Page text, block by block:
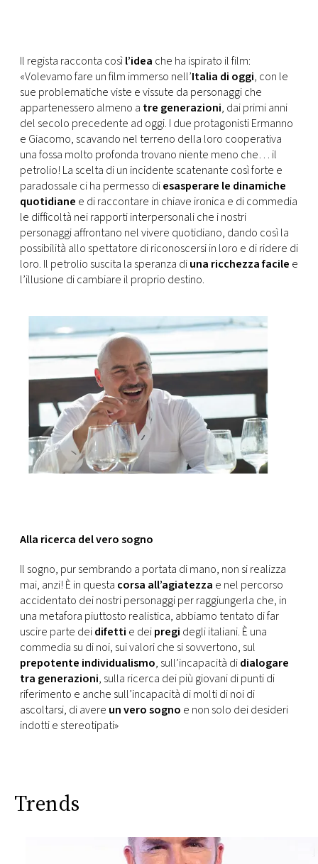
Il regista racconta cosìl’idea che ha ispirato il film:
«Volevamo fare un film immerso nell’Italia di oggi, con le
sue problematiche viste e vissute da personaggi che
appartenessero almeno a tre generazioni, dai primi anni
del secolo precedente ad oggi. I due protagonisti Ermanno
e Giacomo, scavando nel terreno della loro cooperativa
una fossa molto profonda trovano niente meno che… il
petrolio! La scelta di un incidente scatenante così forte e
paradossale ci ha permesso diesasperare le dinamiche
quotidiane e di raccontare in chiave ironica e di commedia
le difficoltà nei rapporti interpersonali che i nostri
personaggi affrontano nel vivere quotidiano, dando così la
possibilità allo spettatore di riconoscersi in loro e di ridere di
loro. Il petrolio suscita la speranza diuna ricchezza facile e
l’illusione di cambiare il proprio destino.
Alla ricerca del vero sogno
Il sogno, pur sembrando a portata di mano, non si realizza
mai, anzi! È in questa corsa all’agiatezza e nel percorso
accidentato dei nostri personaggi per raggiungerla che, in
una metafora piuttosto realistica, abbiamo tentato di far
uscire parte deidifetti e deipregi degli italiani. È una
commedia su di noi, sui valori che si sovvertono, sul
prepotente individualismo, sull’incapacità didialogare
tra generazioni, sulla ricerca dei più giovani di punti di
riferimento e anche sull’incapacità di molti di noi di
ascoltarsi, di avere un vero sogno e non solo dei desideri
indotti e stereotipati»
Trends